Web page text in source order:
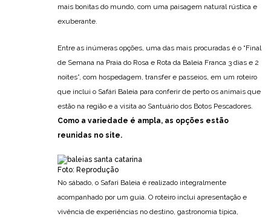
mais bonitas do mundo, com uma paisagem natural rústica e
exuberante.
Entre as inúmeras opções, uma das mais procuradas é o “Final
de Semana na Praia do Rosa e Rota da Baleia Franca 3 dias e 2
noites”, com hospedagem, transfer e passeios, em um roteiro
que inclui o Safári Baleia para conferir de perto os animais que
estão na região e a visita ao Santuário dos Botos Pescadores.
Como a variedade é ampla, as opções estão
reunidas no site.
Foto: Reprodução
No sábado, o Safari Baleia é realizado integralmente
acompanhado por um guia. O roteiro inclui apresentação e
vivência de experiências no destino, gastronomia típica,